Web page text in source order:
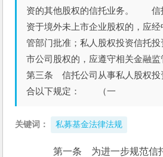
资的其他股权的信托业务。 信
资于境外未上市企业股权的，应
管部门批准；私人股权投资信托
市公司股权的，应遵守相关金
第三条 信托公司从事私人股权投
合以下规定： （一
关键词： 私募基金法律法规
第一条　为进一步规范信